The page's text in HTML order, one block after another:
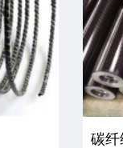
碳纤